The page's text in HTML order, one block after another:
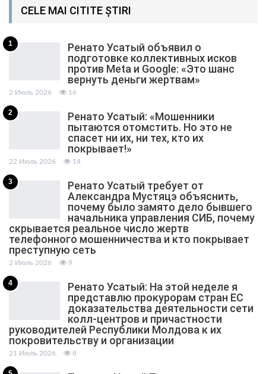
CELE MAI CITITE ȘTIRI
1
Ренато Усатый объявил о
подготовке коллективных исков
против Meta и Google: «Это шанс
вернуть деньги жертвам»
2 Июль 2026 16
2
Ренато Усатый: «Мошенники
пытаются отомстить. Но это не
спасет ни их, ни тех, кто их
покрывает!»
22 Июль 2026 14
3
Ренато Усатый требует от
Александра Мустяцэ объяснить,
почему было замято дело бывшего
начальника управления СИБ, почему
скрывается реальное число жертв
телефонного мошенничества и кто покрывает
преступную сеть
2 Июль 2026 9
4
Ренато Усатый: На этой неделе я
представлю прокурорам стран ЕС
доказательства деятельности сети
колл-центров и причастности
руководителей Республики Молдова к их
покровительству и организации
21 Июль 2026 8